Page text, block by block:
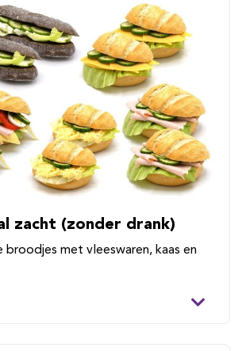
zacht (zonder drank)
broodjes met vleeswaren, kaas en